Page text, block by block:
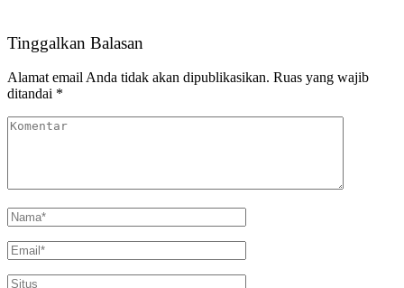
Tinggalkan Balasan
Alamat email Anda tidak akan dipublikasikan. Ruas yang wajib
ditandai *